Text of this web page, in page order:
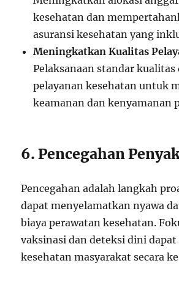
kesehatan dan
asuransi kesehatan yang
Meningkatkan Kualitas
Pelaksanaan standar kualitas
pelayanan kesehatan untuk
keamanan dan kenyamanan
6. Pencegahan
Pencegahan adalah langkah
dapat menyelamatkan nyawa
biaya perawatan kesehatan.
vaksinasi dan deteksi dini
kesehatan masyarakat secara